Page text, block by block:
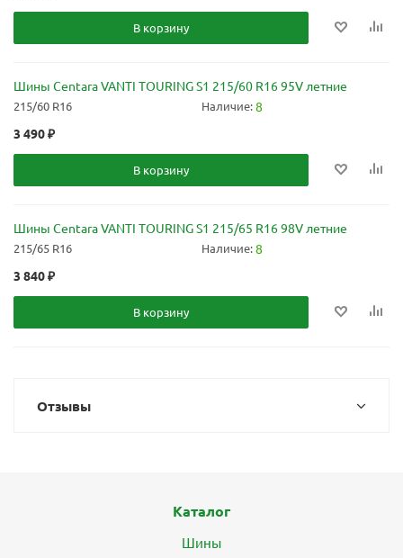
В корзину
Шины Centara VANTI TOURING S1 215/60 R16 95V летние
215/60 R16 Наличие:8
3 490₽
В корзину
Шины Centara VANTI TOURING S1 215/65 R16 98V летние
215/65 R16 Наличие:8
3 840₽
В корзину
Отзывы
Каталог
Шины